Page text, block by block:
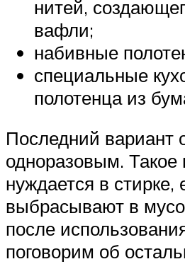
нитей,
вафли;
набивные
специальные
полотенца из
Последний вариант
одноразовым. Такое
нуждается в стирке,
выбрасывают в
после
поговорим об